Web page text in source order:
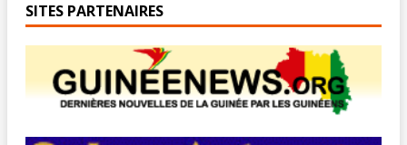
SITES PARTENAIRES